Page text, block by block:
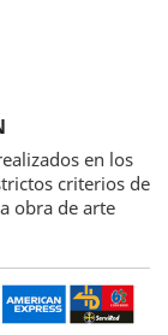
en los
criterios de
obra de arte